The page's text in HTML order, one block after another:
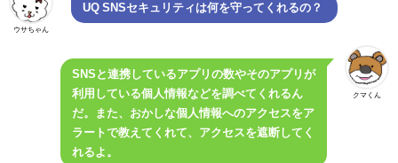
ウサちゃん
UQ SNSセキュリティは何を守ってくれるの？
クマくん
SNSと連携しているアプリの数やそのアプリが
利用している個人情報などを調べてくれるん
だ。また、おかしな個人情報へのアクセスをア
ラートで教えてくれて、アクセスを遮断してく
れるよ。